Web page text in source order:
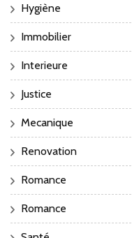
Hygiène
Immobilier
Interieure
Justice
Mecanique
Renovation
Romance
Romance